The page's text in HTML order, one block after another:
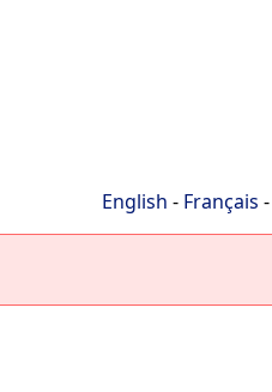
English - Français -